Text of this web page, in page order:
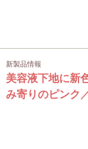
新製品情報
美容液下地に新
み寄りのピンク